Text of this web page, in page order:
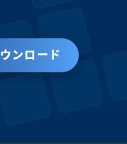
ンロード